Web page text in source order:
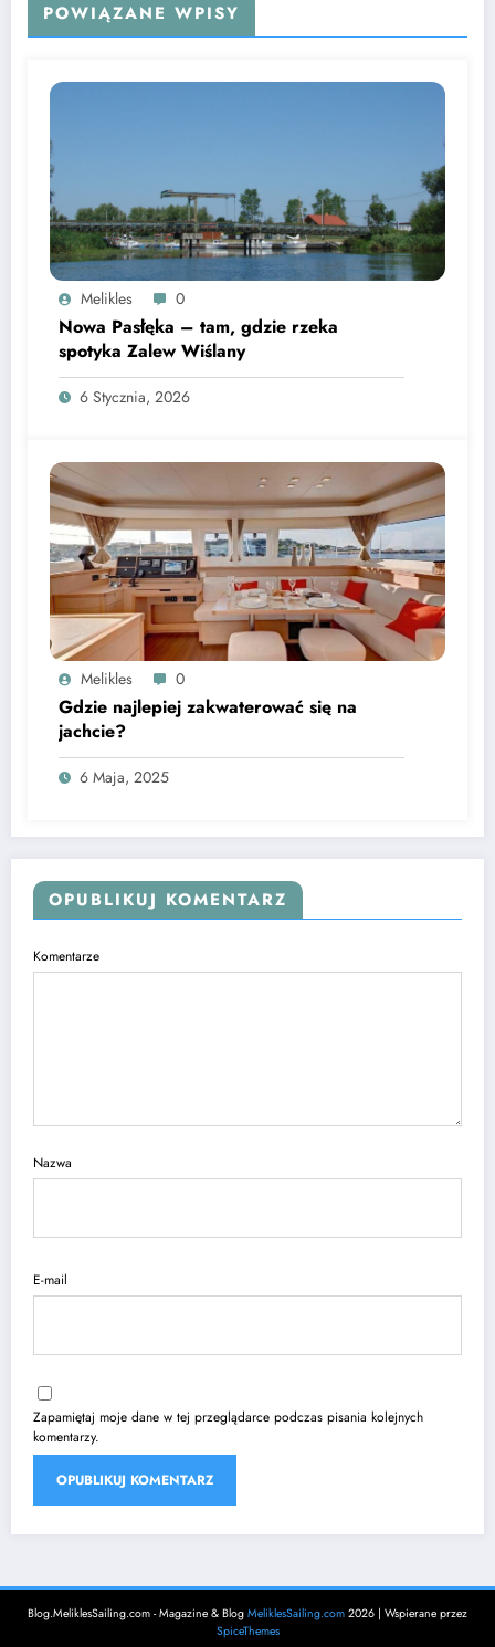
POWIĄZANE WPISY
Melikles 0
Nowa Pasłęka – tam, gdzie rzeka
spotyka Zalew Wiślany
6 Stycznia, 2026
Melikles 0
Gdzie najlepiej zakwaterować się na
jachcie?
6 Maja, 2025
OPUBLIKUJ KOMENTARZ
Komentarze
Nazwa
E-mail
Zapamiętaj moje dane w tej przeglądarce podczas pisania kolejnych
komentarzy.
Blog.MeliklesSailing.com - Magazine & Blog MeliklesSailing.com 2026 | Wspierane przez
SpiceThemes